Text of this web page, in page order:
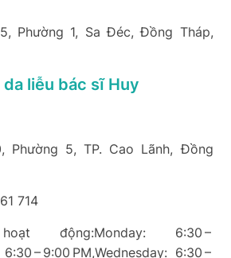
Phường 1, Sa Đéc, Đồng Tháp,
liễu bác sĩ Huy
Phường 5, TP. Cao Lãnh, Đồng
714
động:Monday: 6:30 –
– 9:00 PM,Wednesday: 6:30 –